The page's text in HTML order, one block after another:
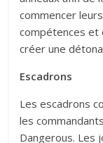
commencer
compétences et
créer une
Escadrons
Les escadrons
les
Dangerous. Les